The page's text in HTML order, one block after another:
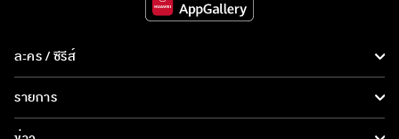
ละคร / ซีรีส์
ละคร/ซีรีส์
ซีรีส์นานาชาติ
รายการ
รายการทั้งหมด